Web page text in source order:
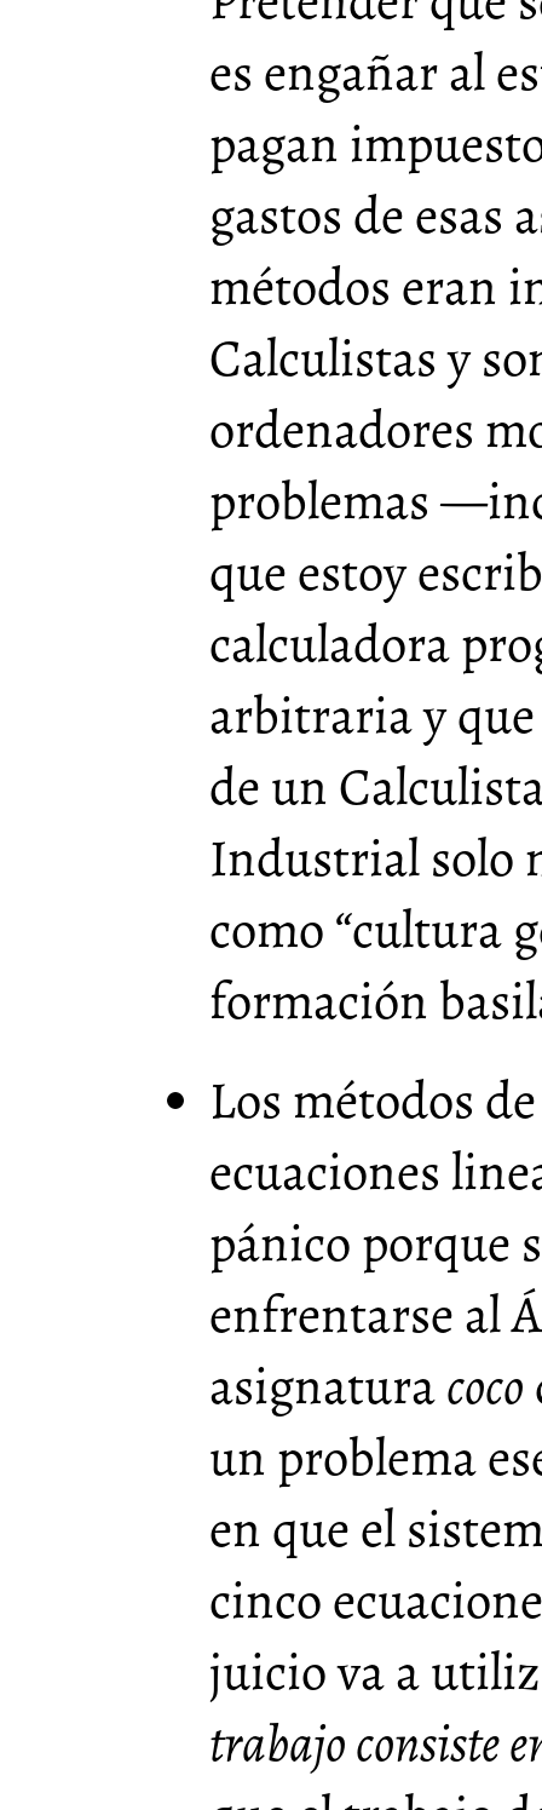
es engañar al
pagan
gastos de esas
métodos eran
Calculistas y
ordenadores
problemas
que estoy
calculadora
arbitraria y
de un
Industrial solo
como “cultura
formación
Los métodos
ecuaciones
pánico porque
enfrentarse al
asignaturacoco
un problema
en que el
cinco
juicio va a
trabajo consiste